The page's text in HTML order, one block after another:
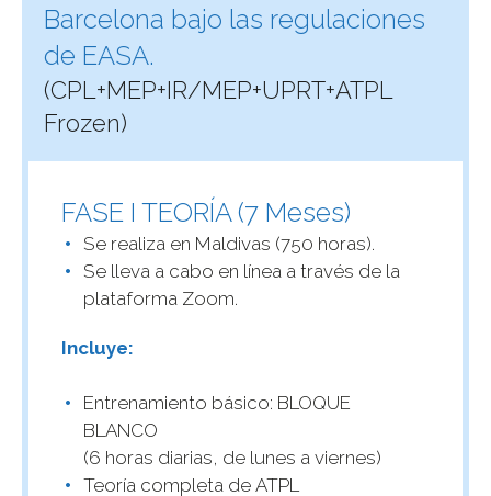
Barcelona bajo las regulaciones
de EASA.
(CPL+MEP+IR/MEP+UPRT+ATPL
Frozen)
FASE I TEORÍA (7 Meses)
Se realiza en Maldivas (750 horas).
Se lleva a cabo en línea a través de la
plataforma Zoom.
Incluye:
Entrenamiento básico: BLOQUE
BLANCO
(6 horas diarias, de lunes a viernes)
Teoría completa de ATPL